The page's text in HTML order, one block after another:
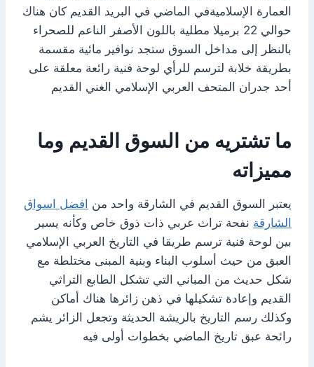
العمارة الإسلاميةفي الماضي في البريد القديم كان هناك
حوالي 22 برميلا مطلية باللون الأصفر الناعم للصحراء
بالنظر إلى مداخل السوق ستجد نوافير مائية مقسمة
بطريقة خلابة لترسم للرأي لوحة فنية رائعة معلقة على
أحد جدران المتحف العربي الإسلامي الغني القديم
ما تشتريه من السوق القديم وما
مميزاته
يعتبر السوق القديم في الشارقة واحد من افضل اسواق
الشارقة نفحة تراث عربي ذات ذوق خاص وكأنه يسير
بين لوحة فنية ترسم طريقا في التاريخ العربي الإسلامي
العبق من حيث أسلوب البناء وبنية المبنى مختلطة مع
شكل حديث من المباني التي تشكل الطابع التراثي
القديم وإعادة تشكيلها في ذهن زائرها هناك أماكن
وكذلك رسم التاريخ بالريشة الحديثة وتجعل الزائر يشم
رائحة عبق تاريخ الماضي بخطوات أولى فيه